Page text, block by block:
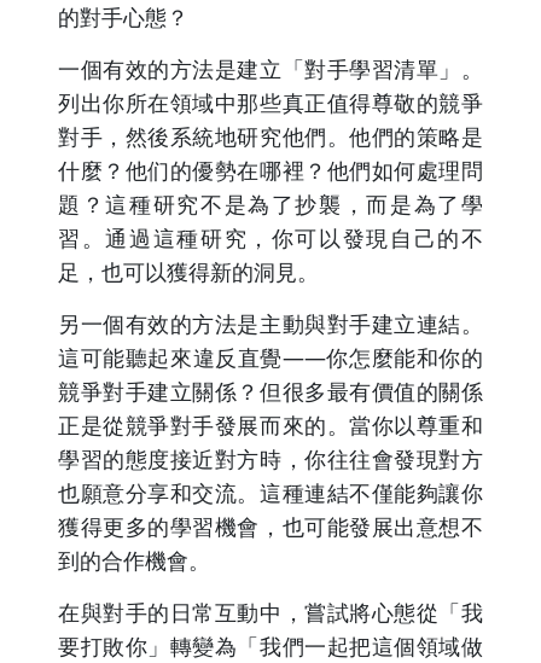
的對手心態？
一個有效的方法是建立「對手學習清單」。
列出你所在領域中那些真正值得尊敬的競爭
對手，然後系統地研究他們。他們的策略是
什麼？他们的優勢在哪裡？他們如何處理問
題？這種研究不是為了抄襲，而是為了學
習。通過這種研究，你可以發現自己的不
足，也可以獲得新的洞見。
另一個有效的方法是主動與對手建立連結。
這可能聽起來違反直覺——你怎麼能和你的
競爭對手建立關係？但很多最有價值的關係
正是從競爭對手發展而來的。當你以尊重和
學習的態度接近對方時，你往往會發現對方
也願意分享和交流。這種連結不僅能夠讓你
獲得更多的學習機會，也可能發展出意想不
到的合作機會。
在與對手的日常互動中，嘗試將心態從「我
要打敗你」轉變為「我們一起把這個領域做